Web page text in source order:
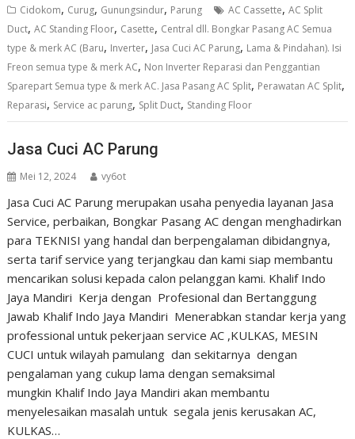
Cidokom, Curug, Gunungsindur, Parung AC Cassette,AC Split
Duct,AC Standing Floor, Casette, Central dll. Bongkar Pasang AC Semua
type & merk AC (Baru, Inverter, Jasa Cuci AC Parung, Lama & Pindahan). Isi
Freon semua type & merk AC, Non Inverter Reparasi dan Penggantian
Sparepart Semua type & merk AC. Jasa Pasang AC Split, Perawatan AC Split,
Reparasi, Service ac parung, Split Duct, Standing Floor
Jasa Cuci AC Parung
Mei 12, 2024 vy6ot
Jasa Cuci AC Parung merupakan usaha penyedia layanan Jasa
Service, perbaikan, Bongkar Pasang AC dengan menghadirkan
para TEKNISI yang handal dan berpengalaman dibidangnya,
serta tarif service yang terjangkau dan kami siap membantu
mencarikan solusi kepada calon pelanggan kami. Khalif Indo
Jaya Mandiri Kerja dengan Profesional dan Bertanggung
Jawab Khalif Indo Jaya Mandiri Menerabkan standar kerja yang
professional untuk pekerjaan service AC ,KULKAS, MESIN
CUCI untuk wilayah pamulang dan sekitarnya dengan
pengalaman yang cukup lama dengan semaksimal
mungkin Khalif Indo Jaya Mandiri akan membantu
menyelesaikan masalah untuk segala jenis kerusakan AC,
KULKAS…